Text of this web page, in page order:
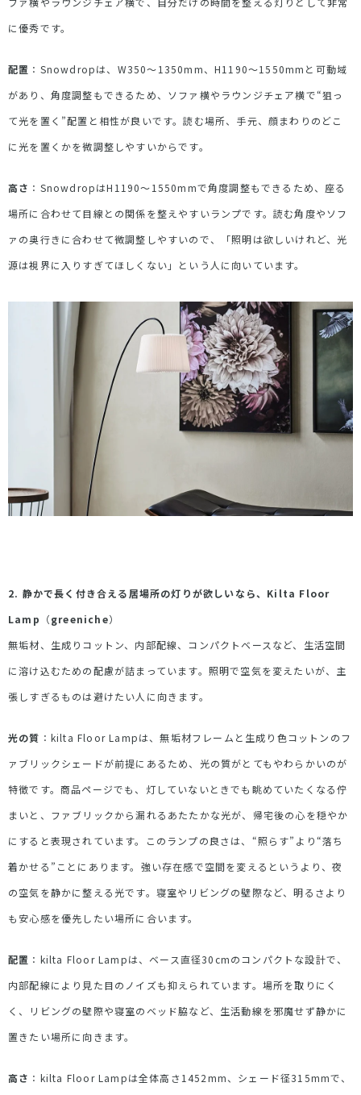
に優秀です。
配置 ： Snowdropは、 W350～1350mm、H1190～1550mm と可動域
があり、角度調整もできるため、ソファ横やラウンジチェア横で“狙っ
て光を置く ”配置と相性が良いです。読む場所、手元、顔まわりのどこ
に光を置くかを微調整しやすいからです。
高さ ： SnowdropはH1190～1550mmで角度調整もできるため、座る
場所に合わせて目線との関係を整えやすいランプです。読む角度やソフ
ァの奥行きに合わせて微調整しやすいので、「照明は欲しいけれど、光
源は視界に入りすぎてほしくない」という人に向いています。
2. 静かで長く付き合える居場所の灯りが欲しいなら、 Kilta Floor
Lamp （greeniche）
無垢材、生成りコットン、内部配線、コンパクトベースなど、生活空間
に溶け込むための配慮が詰まっています。照明で空気を変えたいが、主
張しすぎるものは避けたい人に向きます。
光の質 ： kilta Floor Lampは、無垢材フレームと生成り色コットンのフ
ァブリックシェードが前提にあるため、光の質がとてもやわらかいのが
特徴です。商品ページでも、灯していないときでも眺めていたくなる佇
まいと、ファブリックから漏れるあたたかな光が、帰宅後の心を穏やか
にすると表現されています。このランプの良さは、 “照らす” より“落ち
着かせる ” ことにあります。強い存在感で空間を変えるというより、夜
の空気を静かに整える光です。寝室やリビングの壁際など、明るさより
も安心感を優先したい場所に合います。
配置 ： kilta Floor Lampは、ベース直径30cmのコンパクトな設計で、
内部配線により見た目のノイズも抑えられています。場所を取りにく
く、リビングの壁際や寝室のベッド脇など、生活動線を邪魔せず静かに
置きたい場所に向きます。
高さ ： kilta Floor Lampは全体高さ 1452mm、シェード径315mmで、